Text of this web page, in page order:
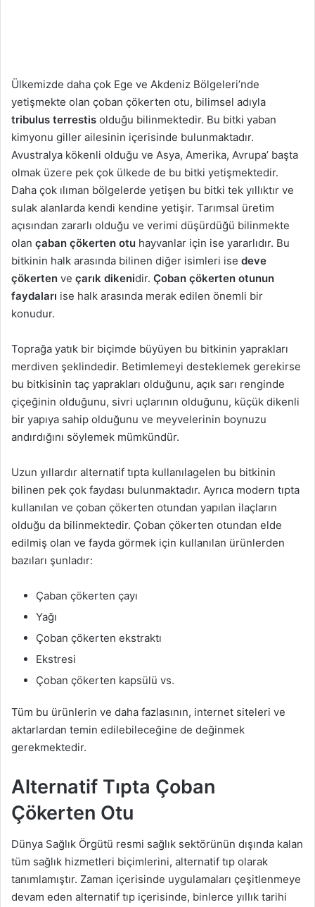
Ülkemizde daha çok Ege ve Akdeniz Bölgeleri’nde
yetişmekte olan çoban çökerten otu, bilimsel adıyla
tribulus terrestis olduğu bilinmektedir. Bu bitki yaban
kimyonu giller ailesinin içerisinde bulunmaktadır.
Avustralya kökenli olduğu ve Asya, Amerika, Avrupa’ başta
olmak üzere pek çok ülkede de bu bitki yetişmektedir.
Daha çok ılıman bölgelerde yetişen bu bitki tek yıllıktır ve
sulak alanlarda kendi kendine yetişir. Tarımsal üretim
açısından zararlı olduğu ve verimi düşürdüğü bilinmekte
olan çaban çökerten otu hayvanlar için ise yararlıdır. Bu
bitkinin halk arasında bilinen diğer isimleri ise deve
çökerten ve çarık dikenidir. Çoban çökerten otunun
faydaları ise halk arasında merak edilen önemli bir
konudur.
Toprağa yatık bir biçimde büyüyen bu bitkinin yaprakları
merdiven şeklindedir. Betimlemeyi desteklemek gerekirse
bu bitkisinin taç yaprakları olduğunu, açık sarı renginde
çiçeğinin olduğunu, sivri uçlarının olduğunu, küçük dikenli
bir yapıya sahip olduğunu ve meyvelerinin boynuzu
andırdığını söylemek mümkündür.
Uzun yıllardır alternatif tıpta kullanılagelen bu bitkinin
bilinen pek çok faydası bulunmaktadır. Ayrıca modern tıpta
kullanılan ve çoban çökerten otundan yapılan ilaçların
olduğu da bilinmektedir. Çoban çökerten otundan elde
edilmiş olan ve fayda görmek için kullanılan ürünlerden
bazıları şunladır:
Çaban çökerten çayı
Yağı
Çoban çökerten ekstraktı
Ekstresi
Çoban çökerten kapsülü vs.
Tüm bu ürünlerin ve daha fazlasının, internet siteleri ve
aktarlardan temin edilebileceğine de değinmek
gerekmektedir.
Alternatif Tıpta Çoban
Çökerten Otu
Dünya Sağlık Örgütü resmi sağlık sektörünün dışında kalan
tüm sağlık hizmetleri biçimlerini, alternatif tıp olarak
tanımlamıştır. Zaman içerisinde uygulamaları çeşitlenmeye
devam eden alternatif tıp içerisinde, binlerce yıllık tarihi